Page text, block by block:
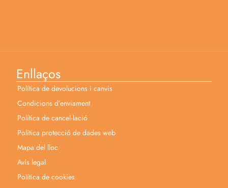
Enllaços
Política de devolucions i canvis
Condicions d’enviament
Política de cancel·lació
Política protecció de dades web
Mapa del lloc
Avís legal
Política de cookies